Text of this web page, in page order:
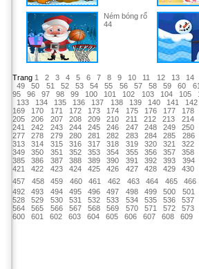
Ném bóng rổ
44
Trang 1 2 3 4 5 6 7 8 9 10 11 12 13 14
49
50 51 52 53 54 55 56 57 58 59 60 61
95
96 97 98 99 100 101 102 103 104 105
133
134 135 136 137 138 139 140 141 142
169
170 171 172 173 174 175 176 177 178
205
206 207 208 209 210 211 212 213 214
241
242 243 244 245 246 247 248 249 250
277
278 279 280 281 282 283 284 285 286
313
314 315 316 317 318 319 320 321 322
349
350 351 352 353 354 355 356 357 358
385
386 387 388 389 390 391 392 393 394
421
422 423 424 425 426 427 428 429 430
457
458 459 460 461 462 463 464 465 466
492
493 494 495 496 497 498 499 500 501
528
529 530 531 532 533 534 535 536 537
564
565 566 567 568 569 570 571 572 573
600
601 602 603 604 605 606 607 608 609